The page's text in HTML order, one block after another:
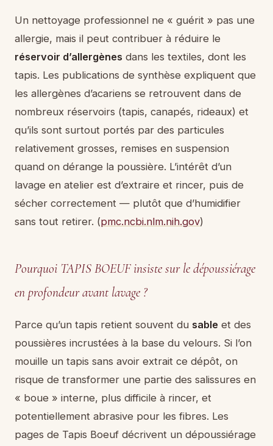
Un nettoyage professionnel ne « guérit » pas une
allergie, mais il peut contribuer à réduire le
réservoir d’allergènes dans les textiles, dont les
tapis. Les publications de synthèse expliquent que
les allergènes d’acariens se retrouvent dans de
nombreux réservoirs (tapis, canapés, rideaux) et
qu’ils sont surtout portés par des particules
relativement grosses, remises en suspension
quand on dérange la poussière. L’intérêt d’un
lavage en atelier est d’extraire et rincer, puis de
sécher correctement — plutôt que d’humidifier
sans tout retirer. (pmc.ncbi.nlm.nih.gov)
Pourquoi TAPIS BOEUF insiste sur le dépoussiérage
en profondeur avant lavage ?
Parce qu’un tapis retient souvent du sable et des
poussières incrustées à la base du velours. Si l’on
mouille un tapis sans avoir extrait ce dépôt, on
risque de transformer une partie des salissures en
« boue » interne, plus difficile à rincer, et
potentiellement abrasive pour les fibres. Les
pages de Tapis Boeuf décrivent un dépoussiérage